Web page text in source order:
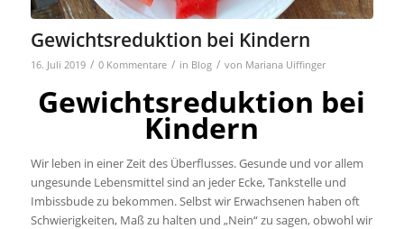
Gewichtsreduktion bei Kindern
16. Juli 2019 / 0 Kommentare / in Blog / von Mariana Uiffinger
Gewichtsreduktion bei
Kindern
Wir leben in einer Zeit des Überflusses. Gesunde und vor allem
ungesunde Lebensmittel sind an jeder Ecke, Tankstelle und
Imbissbude zu bekommen. Selbst wir Erwachsenen haben oft
Schwierigkeiten, Maß zu halten und „Nein“ zu sagen, obwohl wir